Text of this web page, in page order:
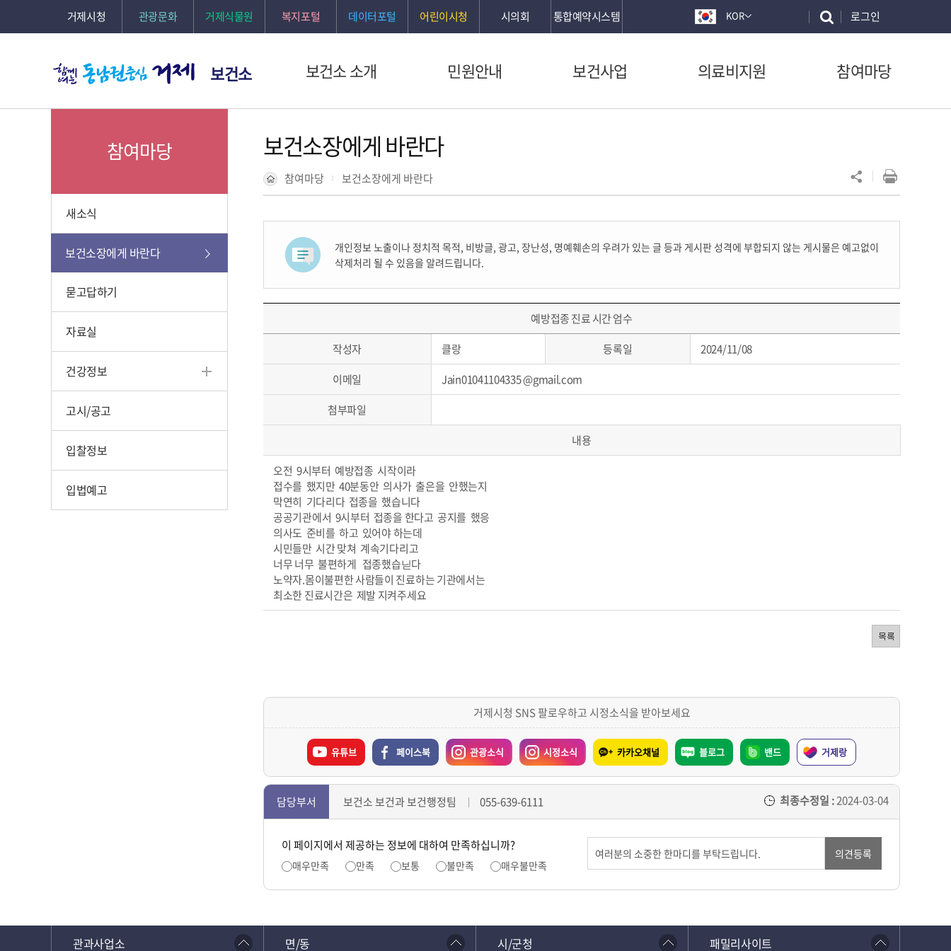
거제시청 관광문화 거제식물원 복지포털 데이터포털 어린이시청 시의회 통합예약시스템 KOR 로그인
보건소 보건소 소개 민원안내 보건사업 의료비지원 참여마당
참여마당
새소식
보건소장에게 바란다
묻고답하기
자료실
건강정보
고시/공고
입찰정보
입법예고
보건소장에게 바란다
참여마당 보건소장에게 바란다
개인정보 노출이나 정치적 목적, 비방글, 광고, 장난성, 명예훼손의 우려가 있는 글 등과 게시판 성격에 부합되지 않는 게시물은 예고없이
삭제처리 될 수 있음을 알려드립니다.
예방접종 진료 시간 엄수
작성자
클랑 등록일
2024/11/08
이메일
Jain01041104335 @gmail.com
첨부파일
내용
오전 9시부터 예방접종 시작이라
접수를 했지만 40분동안 의사가 출은을 안했는지
막연히 기다리다 접종을 했습니다
공공기관에서 9시부터 접종을 한다고 공지를 했응
의사도 준비를 하고 있어야 하는데
시민들만 시간 맞쳐 계속기다리고
너무 너무 불편하게 접종했습닏다
노약자.몸이불편한 사람들이 진료하는 기관에서는
최소한 진료시간은 제발 지켜주세요
거제시청 SNS 팔로우하고 시정소식을 받아보세요
유튜브 페이스북 관광소식 시정소식 카카오채널 블로그 밴드 거제랑
담당부서 보건소 보건과 보건행정팀 055-639-6111 최종수정일 :2024-03-04
이 페이지에서 제공하는 정보에 대하여 만족하십니까?
매우만족 만족 보통 불만족 매우불만족
의견등록
관과사업소 면/동 시/군청 패밀리사이트